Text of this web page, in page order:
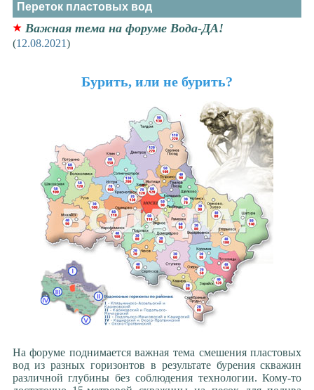
Переток пластовых вод
Важная тема на форуме Вода-ДА!
(12.08.2021)
Бурить, или не бурить?
На форуме поднимается важная тема смешения пластовых
вод из разных горизонтов в результате бурения скважин
различной глубины без соблюдения технологии. Кому-то